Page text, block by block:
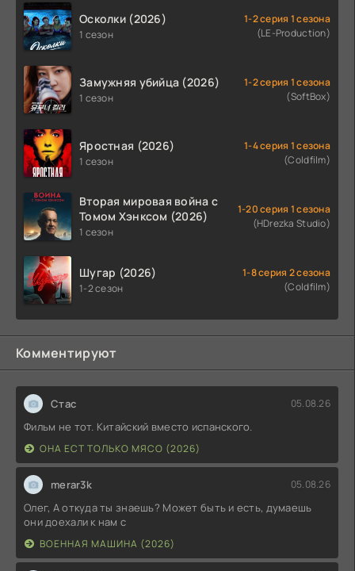
Осколки (2026)
1 сезон
1-2 серия 1 сезона
(LE-Production)
Замужняя убийца (2026)
1 сезон
1-2 серия 1 сезона
(SoftBox)
Яростная (2026)
1 сезон
1-4 серия 1 сезона
(Coldfilm)
Вторая мировая война с
Томом Хэнксом (2026)
1 сезон
1-20 серия 1 сезона
(HDrezka Studio)
Шугар (2026)
1-2 сезон
1-8 серия 2 сезона
(Coldfilm)
Комментируют
Стас 05.08.26
Фильм не тот. Китайский вместо испанского.
ОНА ЕСТ ТОЛЬКО МЯСО (2026)
merar3k 05.08.26
Олег, А откуда ты знаешь? Может быть и есть, думаешь
они доехали к нам с
ВОЕННАЯ МАШИНА (2026)